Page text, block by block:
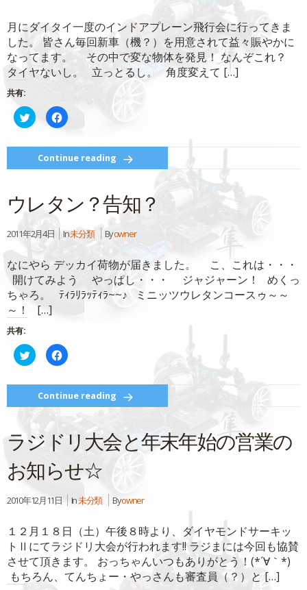
月にダイタイ一度のインドアプレーン飛行会に行ってきま
した。 皆さん毎回新車（機？）を用意されて益々賑やかに
なってます。 その中で変な物体を発見！ なんぞこれ？
タイヤないし。 立っとるし。 角度変えて […]
共有:
ク
リ
し
て
Twitter
で
し
い
ィ
ン
で
開
き
ま
す)
Facebook
で
す
る
に
は
ッ
ク
し
く
だ
(新
し
い
ウ
ィ
き
ま
す)
Continue reading
ウレタン？告知？
2011年2月4日 In未分類 Byowner
なにやら デッカイ荷物が届きました。 こ、これは・・・
開けてみよう やっぱし・・・ ジャジャーン！ めくっ
ちゃろ。 ﾃｨﾗﾘﾗｯﾃｨﾗ~~♪ ミニッツウレタンコースゥ～～
～！ […]
共有:
ク
リ
し
て
Twitter
で
共
有
(新
し
い
ウ
ィ
ン
ド
で
ま
す)
Facebook
で
す
る
に
は
ク
ッ
ク
く
だ
い
(新
し
ウ
ィ
ン
ド
ウ
で
開
き
Continue reading
ラジドリ大会と年末年始の営業の
お知らせ☆
2010年12月11日 In未分類 Byowner
１２月１８日（土）午後８時より、ダイヤモンドサーキッ
トⅡにてラジドリ大会が行われます!! ラジまには今回も協賛
させて頂きます。 おっちゃんいつもありがとう！(*´∀｀*)
もちろん、てんちょー・やっさんも審査員（？）と […]